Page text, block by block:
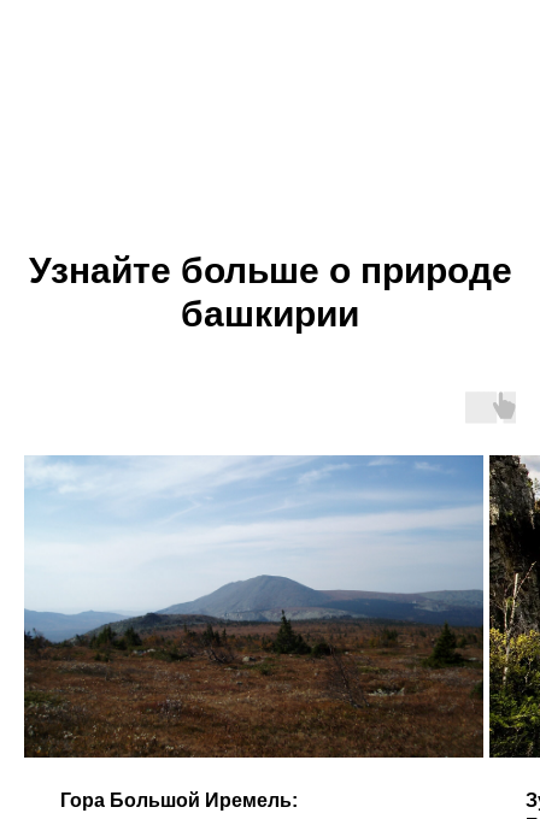
Узнайте больше о природе
башкирии
Гора Большой Иремель: